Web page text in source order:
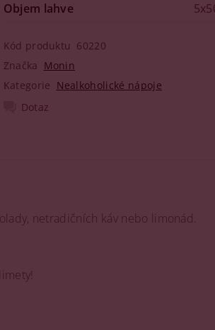
Objem lahve
Kód produktu 60220
Značka Monin
Kategorie Nealkoholické nápoje
Dotaz
netradičních káv nebo limonád.